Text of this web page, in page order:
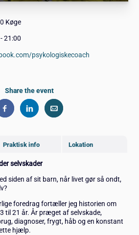
Praktisk info Lokation
selvskader
siden af sit barn, når livet gør så ondt,
foredrag fortæller jeg historien om
til 21 år. År præget af selvskade,
diagnoser, frygt, håb og en konstant
hjælp.
Køge
21:00
psykologiskecoach
Share the event